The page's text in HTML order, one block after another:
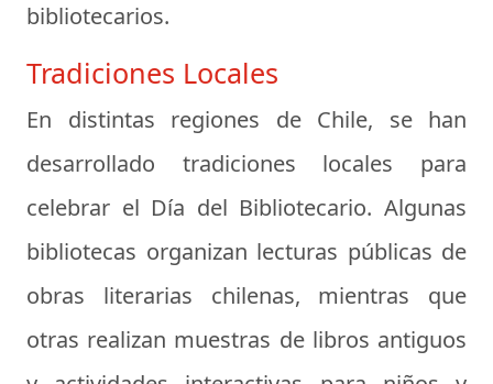
bibliotecarios.
Tradiciones Locales
En distintas regiones de Chile, se han
desarrollado tradiciones locales para
celebrar el Día del Bibliotecario. Algunas
bibliotecas organizan lecturas públicas de
obras literarias chilenas, mientras que
otras realizan muestras de libros antiguos